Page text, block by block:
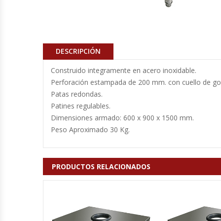
Encimeras Eléctricas
Congeladoras Tapa De Vidrio
Congeladoras Tapa Dura
Congeladores Verticales
Coolers / Visicoolers
Cortadoras De Fiambre
DESCRIPCIÓN
Construido integramente en acero inoxidable.
Perforación estampada de 200 mm. con cuello de
Patas redondas.
Patines regulables.
Dimensiones armado: 600 x 900 x 1500 mm.
Peso Aproximado 30 Kg.
PRODUCTOS RELACIONADOS